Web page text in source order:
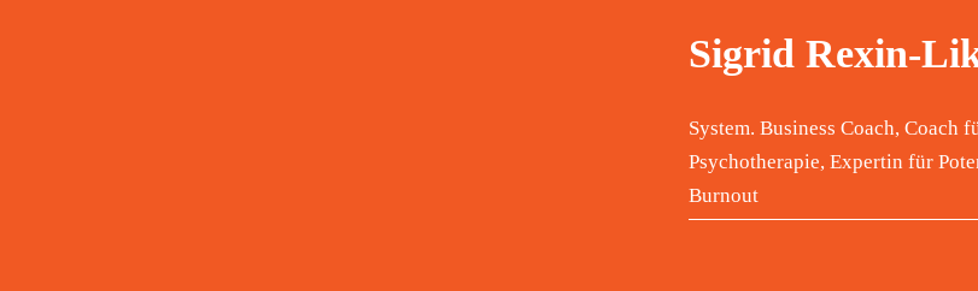
Sigrid Rexin-
System. Business Coach, Coach
Psychotherapie, Expertin für
Burnout